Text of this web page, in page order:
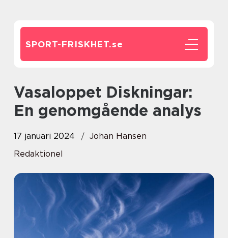
SPORT-FRISKHET.se
Vasaloppet Diskningar:
En genomgående analys
17 januari 2024
Johan Hansen
Redaktionel